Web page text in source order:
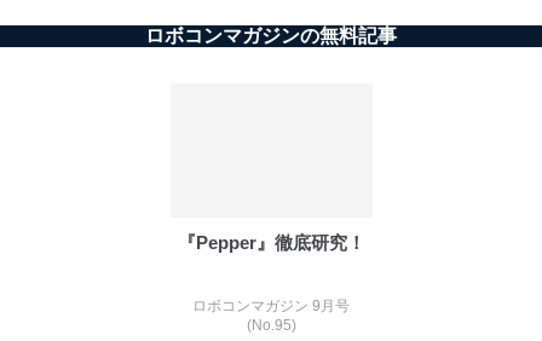
ロボコンマガジンの無料記事
『Pepper』徹底研究！
ロボコンマガジン 9月号
(No.95)